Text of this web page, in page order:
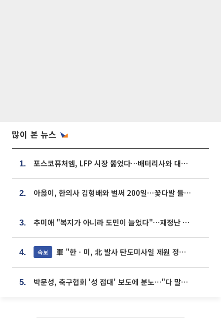
많이 본 뉴스
1. 포스코퓨처엠, LFP 시장 뚫었다…배터리사와 대규모 장기 공급 합의
2. 아옳이, 한의사 김형배와 벌써 200일⋯꽃다발 들고 "프러포즈 아냐"
3. 추미애 "복지가 아니라 도민이 늘었다"…재정난 책임론 정면돌파
4. 속보 軍 "한ㆍ미, 北 발사 탄도미사일 제원 정밀분석 중"
5. 박문성, 축구협회 '성 접대' 보도에 분노…"다 말아먹으려고 작정했나"